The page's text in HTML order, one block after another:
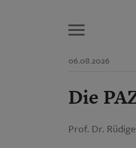
06.08.2026
Start
Wer wir
Suchen
Die
Prof. Dr.